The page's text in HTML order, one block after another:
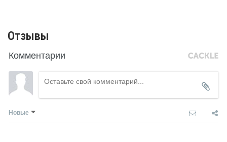
Отзывы
Комментарии
Новые